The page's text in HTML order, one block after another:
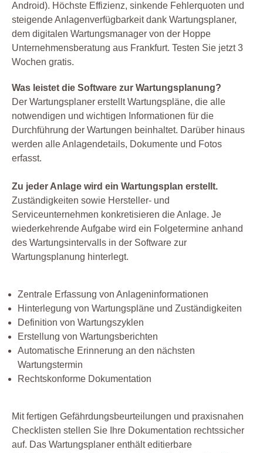
Android). Höchste Effizienz, sinkende Fehlerquoten und
steigende Anlagenverfügbarkeit dank Wartungsplaner,
dem digitalen Wartungsmanager von der Hoppe
Unternehmensberatung aus Frankfurt. Testen Sie jetzt 3
Wochen gratis.
Was leistet die Software zur Wartungsplanung?
Der Wartungsplaner erstellt Wartungspläne, die alle
notwendigen und wichtigen Informationen für die
Durchführung der Wartungen beinhaltet. Darüber hinaus
werden alle Anlagendetails, Dokumente und Fotos
erfasst.
Zu jeder Anlage wird ein Wartungsplan erstellt.
Zuständigkeiten sowie Hersteller- und
Serviceunternehmen konkretisieren die Anlage. Je
wiederkehrende Aufgabe wird ein Folgetermine anhand
des Wartungsintervalls in der Software zur
Wartungsplanung hinterlegt.
Zentrale Erfassung von Anlageninformationen
Hinterlegung von Wartungspläne und Zuständigkeiten
Definition von Wartungszyklen
Erstellung von Wartungsberichten
Automatische Erinnerung an den nächsten
Wartungstermin
Rechtskonforme Dokumentation
Mit fertigen Gefährdungsbeurteilungen und praxisnahen
Checklisten stellen Sie Ihre Dokumentation rechtssicher
auf. Das Wartungsplaner enthält editierbare